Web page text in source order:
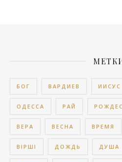
БОГ ВАРДИЕВ ИИСУС
ОДЕССА РАЙ
ВЕРА ВЕСНА ВРЕМЯ
ВІРШІ ДОЖДЬ ДУША